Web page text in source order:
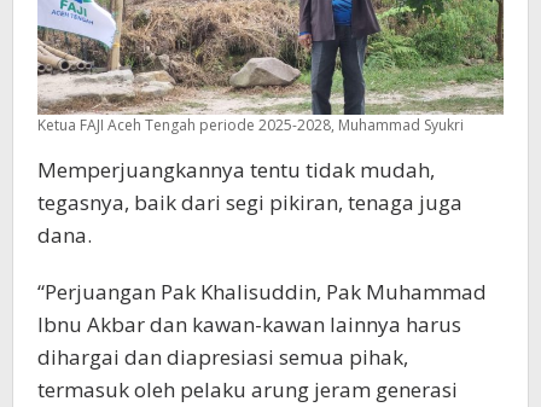
Ketua FAJI Aceh Tengah periode 2025-2028, Muhammad Syukri
Memperjuangkannya tentu tidak mudah,
tegasnya, baik dari segi pikiran, tenaga juga
dana.
“Perjuangan Pak Khalisuddin, Pak Muhammad
Ibnu Akbar dan kawan-kawan lainnya harus
dihargai dan diapresiasi semua pihak,
termasuk oleh pelaku arung jeram generasi